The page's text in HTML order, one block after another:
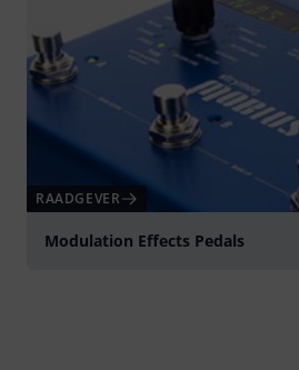
RAADGEVER
Modulation Effects Pedals